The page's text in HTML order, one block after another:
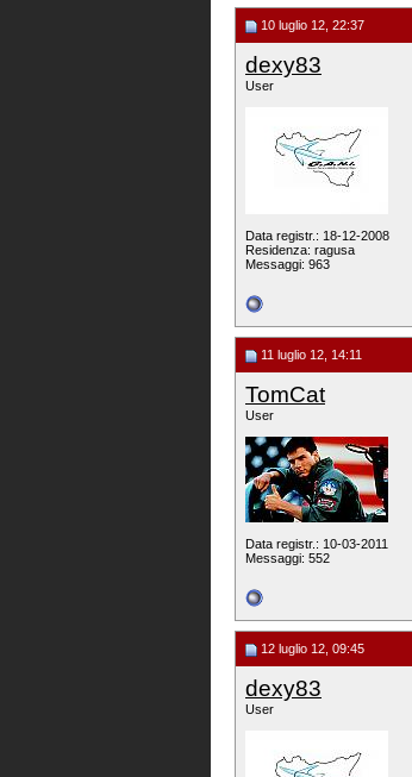
10 luglio 12, 22:37
dexy83
User
Data registr.: 18-12-2008
Residenza: ragusa
Messaggi: 963
11 luglio 12, 14:11
TomCat
User
Data registr.: 10-03-2011
Messaggi: 552
12 luglio 12, 09:45
dexy83
User